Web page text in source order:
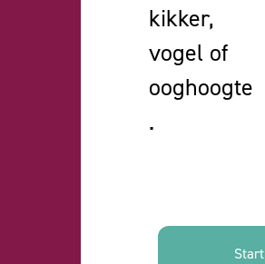
kikker,
vogel of
ooghoogte
.
Start